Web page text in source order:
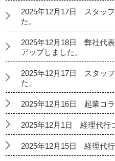
2025年12月17日 スタッ
た。
2025年12月18日 弊社代
アップしました。
2025年12月17日 スタッ
た。
2025年12月16日 起業コラ
2025年12月1日 経理代行
2025年12月15日 経理代行